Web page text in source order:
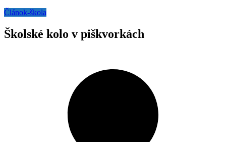
Článok-škola
Školské kolo v piškvorkách